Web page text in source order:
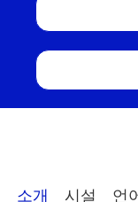
소개 시설 언